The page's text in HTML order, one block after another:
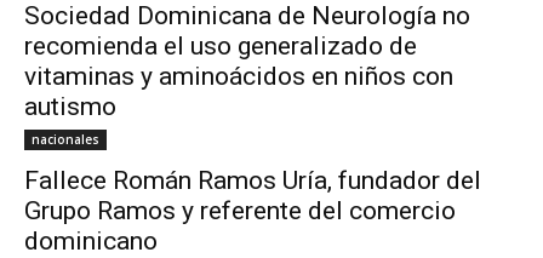
Sociedad Dominicana de Neurología no
recomienda el uso generalizado de
vitaminas y aminoácidos en niños con
autismo
nacionales
Fallece Román Ramos Uría, fundador del
Grupo Ramos y referente del comercio
dominicano